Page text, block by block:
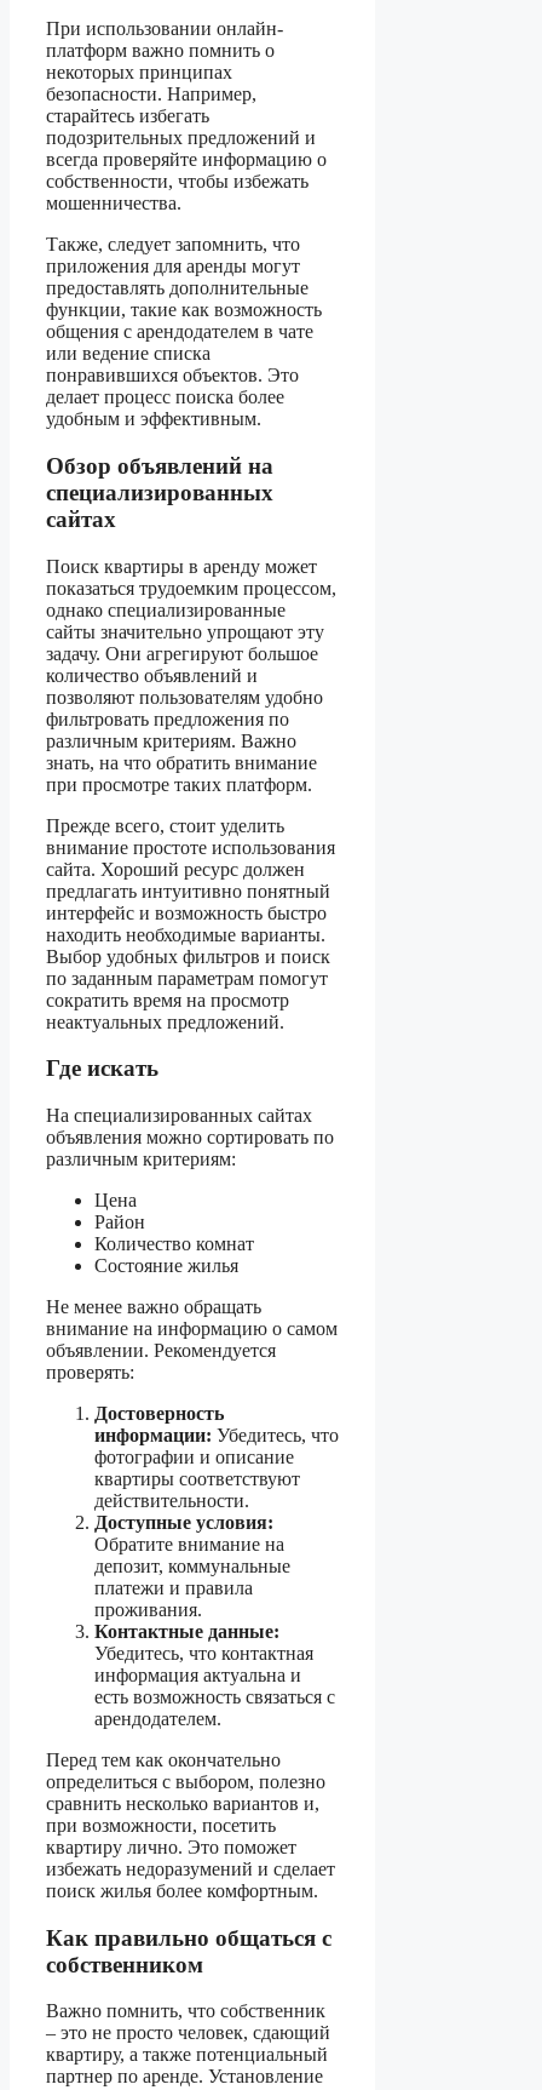
При использовании онлайн-
платформ важно помнить о
некоторых принципах
безопасности. Например,
старайтесь избегать
подозрительных предложений и
всегда проверяйте информацию о
собственности, чтобы избежать
мошенничества.
Также, следует запомнить, что
приложения для аренды могут
предоставлять дополнительные
функции, такие как возможность
общения с арендодателем в чате
или ведение списка
понравившихся объектов. Это
делает процесс поиска более
удобным и эффективным.
Обзор объявлений на
специализированных
сайтах
Поиск квартиры в аренду может
показаться трудоемким процессом,
однако специализированные
сайты значительно упрощают эту
задачу. Они агрегируют большое
количество объявлений и
позволяют пользователям удобно
фильтровать предложения по
различным критериям. Важно
знать, на что обратить внимание
при просмотре таких платформ.
Прежде всего, стоит уделить
внимание простоте использования
сайта. Хороший ресурс должен
предлагать интуитивно понятный
интерфейс и возможность быстро
находить необходимые варианты.
Выбор удобных фильтров и поиск
по заданным параметрам помогут
сократить время на просмотр
неактуальных предложений.
Где искать
На специализированных сайтах
объявления можно сортировать по
различным критериям:
Цена
Район
Количество комнат
Состояние жилья
Не менее важно обращать
внимание на информацию о самом
объявлении. Рекомендуется
проверять:
Достоверность
информации: Убедитесь, что
фотографии и описание
квартиры соответствуют
действительности.
Доступные условия:
Обратите внимание на
депозит, коммунальные
платежи и правила
проживания.
Контактные данные:
Убедитесь, что контактная
информация актуальна и
есть возможность связаться с
арендодателем.
Перед тем как окончательно
определиться с выбором, полезно
сравнить несколько вариантов и,
при возможности, посетить
квартиру лично. Это поможет
избежать недоразумений и сделает
поиск жилья более комфортным.
Как правильно общаться с
собственником
Важно помнить, что собственник
– это не просто человек, сдающий
квартиру, а также потенциальный
партнер по аренде. Установление